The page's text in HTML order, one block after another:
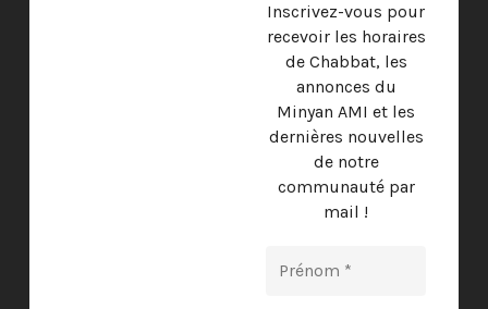
Inscrivez-vous pour
recevoir les horaires
de Chabbat, les
annonces du
Minyan AMI et les
dernières nouvelles
de notre
communauté par
mail !